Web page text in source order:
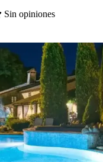
Sin opiniones